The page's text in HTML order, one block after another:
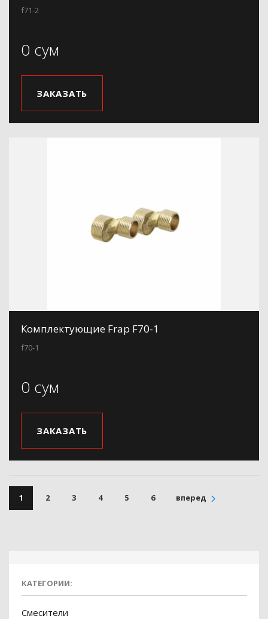
f71-2
0 сум
ЗАКАЗАТЬ
Комплектующие Frap F70-1
f70-1
0 сум
ЗАКАЗАТЬ
1 2 3 4 5 6 вперед
КАТЕГОРИИ:
Смесители